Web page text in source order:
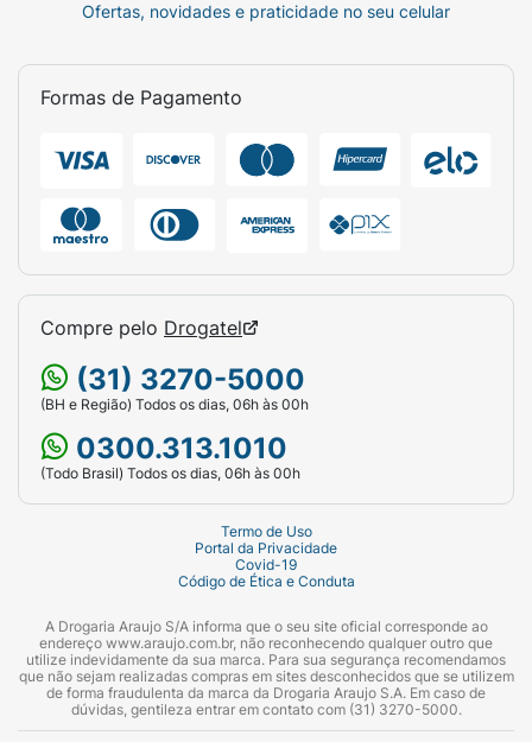
Ofertas, novidades e praticidade no seu celular
Formas de Pagamento
Compre pelo Drogatel
(31) 3270-5000
(BH e Região) Todos os dias, 06h às 00h
0300.313.1010
(Todo Brasil) Todos os dias, 06h às 00h
Termo de Uso
Portal da Privacidade
Covid-19
Código de Ética e Conduta
A Drogaria Araujo S/A informa que o seu site oficial corresponde ao
endereço www.araujo.com.br, não reconhecendo qualquer outro que
utilize indevidamente da sua marca. Para sua segurança recomendamos
que não sejam realizadas compras em sites desconhecidos que se utilizem
de forma fraudulenta da marca da Drogaria Araujo S.A. Em caso de
dúvidas, gentileza entrar em contato com (31) 3270-5000.